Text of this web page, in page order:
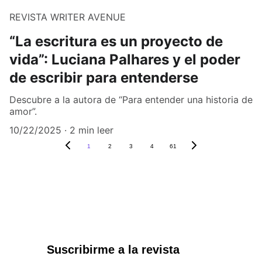
REVISTA WRITER AVENUE
“La escritura es un proyecto de
vida”: Luciana Palhares y el poder
de escribir para entenderse
Descubre a la autora de “Para entender una historia de
amor”.
10/22/2025
2 min leer
1 2 3 4 61